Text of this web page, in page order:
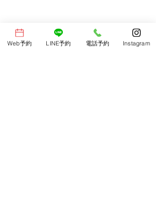
Web予約 LINE予約 電話予約 Instagram